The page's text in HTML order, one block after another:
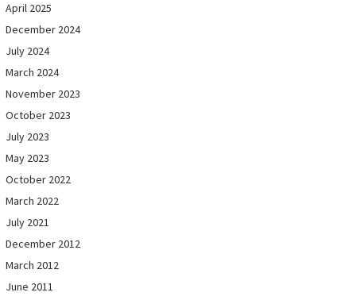
April 2025
December 2024
July 2024
March 2024
November 2023
October 2023
July 2023
May 2023
October 2022
March 2022
July 2021
December 2012
March 2012
June 2011